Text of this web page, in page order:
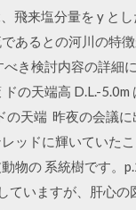
飛来塩分量を y と
あるとの河川の特
き検討内容の詳細
の天端高 D.L.-5.0m
の天端 昨夜の会議
ッドに輝いていた
物の 系統樹です。
ていますが、肝心の